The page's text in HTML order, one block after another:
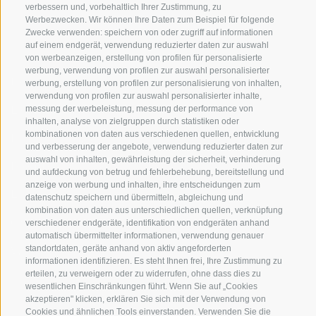
verbessern und, vorbehaltlich Ihrer Zustimmung, zu
Werbezwecken. Wir können Ihre Daten zum Beispiel für folgende
Zwecke verwenden: speichern von oder zugriff auf informationen
auf einem endgerät, verwendung reduzierter daten zur auswahl
von werbeanzeigen, erstellung von profilen für personalisierte
werbung, verwendung von profilen zur auswahl personalisierter
werbung, erstellung von profilen zur personalisierung von inhalten,
verwendung von profilen zur auswahl personalisierter inhalte,
messung der werbeleistung, messung der performance von
inhalten, analyse von zielgruppen durch statistiken oder
kombinationen von daten aus verschiedenen quellen, entwicklung
und verbesserung der angebote, verwendung reduzierter daten zur
auswahl von inhalten, gewährleistung der sicherheit, verhinderung
und aufdeckung von betrug und fehlerbehebung, bereitstellung und
anzeige von werbung und inhalten, ihre entscheidungen zum
datenschutz speichern und übermitteln, abgleichung und
kombination von daten aus unterschiedlichen quellen, verknüpfung
verschiedener endgeräte, identifikation von endgeräten anhand
automatisch übermittelter informationen, verwendung genauer
standortdaten, geräte anhand von aktiv angeforderten
informationen identifizieren. Es steht Ihnen frei, Ihre Zustimmung zu
erteilen, zu verweigern oder zu widerrufen, ohne dass dies zu
wesentlichen Einschränkungen führt. Wenn Sie auf „Cookies
akzeptieren" klicken, erklären Sie sich mit der Verwendung von
Cookies und ähnlichen Tools einverstanden. Verwenden Sie die
NÜTZLICHE LINKS
Herkunft
Expertise
Nachhaltigkeit
Produkte & Marken
Ethikkodex
Organisationsmodell
Whistleblowing
SOCIAL MEDIA